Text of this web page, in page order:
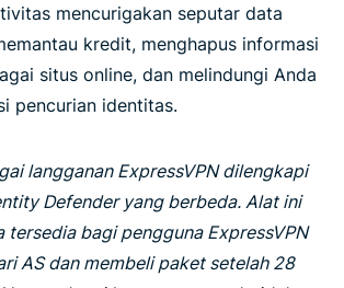
mencurigakan seputar data
kredit, menghapus informasi
situs online, dan melindungi Anda
pencurian identitas.
langganan ExpressVPN dilengkapi
Defender yang berbeda. Alat ini
tersedia bagi pengguna ExpressVPN
AS dan membeli paket setelah 28